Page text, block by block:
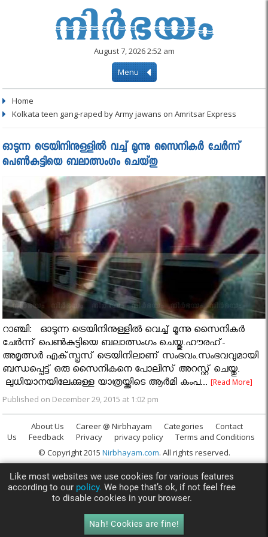
August 7, 2026 2:52 am
Menu
Home
Kolkata teen gang-raped by Army jawans on Amritsar Express
ഓടുന്ന ട്രെയിനിനുള്ളില്‍ വച്ച് മൂന്നു സൈനികര്‍ ചേര്‍ന്ന്
പെണ്‍കുട്ടിയെ ബലാത്സംഗം ചെയ്തു
റാഞ്ചി: ഓടുന്ന ട്രെയിനിനുള്ളില്‍ വെച്ച് മൂന്നു സൈനികര്‍
ചേര്‍ന്ന് പെണ്‍കുട്ടിയെ ബലാത്സംഗം ചെയ്തു.ഹൗരഹ്-
അമൃത്സര്‍ എക്‌സ്പ്രസ് ട്രെയിനിലാണ് സംഭവം.സംഭവവുമായി
ബന്ധപ്പെട്ട് ഒരു സൈനികനെ പോലിസ് അറസ്റ്റ് ചെയ്തു.
ലുധിയാനയിലേക്കുള്ള യാത്രയ്ക്കിടെ ആര്‍മി കംപ...[Read More]
Published on December 29, 2015 at 1:02 pm
About Us Career @ Nirbhayam Categories
Contact
Us
Feedback Privacy privacy policy
Terms and Conditions
© Copyright 2015 Nirbhayam.com. All rights reserved.
Like most websites we use cookies for various features
according to our policy. We hope that’s ok, if not feel free
to disable cookies in your browser.
Nah! Cookies are fine!